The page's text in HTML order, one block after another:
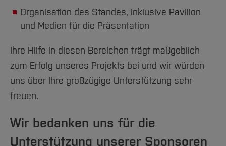
Organisation des Standes, inklusive Pavillon
und Medien für die Präsentation
Ihre Hilfe in diesen Bereichen trägt maßgeblich
zum Erfolg unseres Projekts bei und wir würden
uns über Ihre großzügige Unterstützung sehr
freuen.
Wir bedanken uns für die
Unterstützung unserer Sponsoren